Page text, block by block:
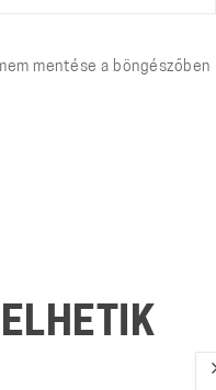
mentése a böngészőben